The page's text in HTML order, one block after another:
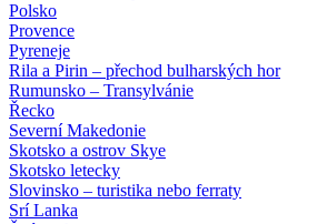
Polsko
Provence
Pyreneje
Rila a Pirin – přechod bulharských hor
Rumunsko – Transylvánie
Řecko
Severní Makedonie
Skotsko a ostrov Skye
Skotsko letecky
Slovinsko – turistika nebo ferraty
Srí Lanka